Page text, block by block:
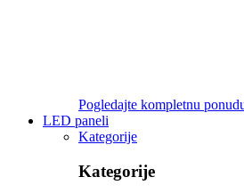
Pogledajte kompletnu
LED paneli
Kategorije
Kategorije